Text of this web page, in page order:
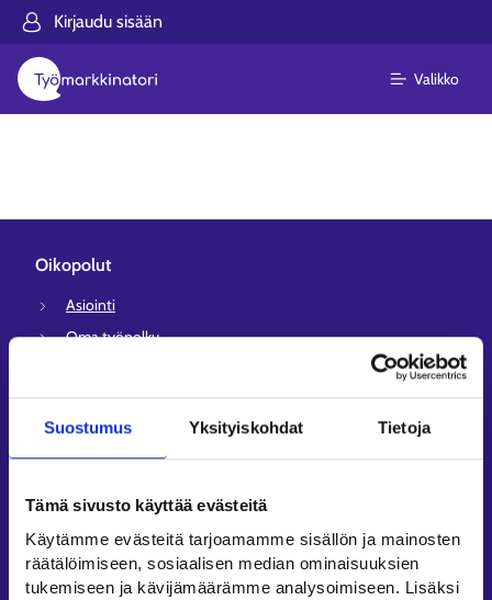
Suostumus Yksityiskohdat Tietoja
Tämä sivusto käyttää evästeitä
Käytämme evästeitä tarjoamamme sisällön ja mainosten
räätälöimiseen, sosiaalisen median ominaisuuksien
tukemiseen ja kävijämäärämme analysoimiseen. Lisäksi
Kirjaudu sisään
Valikko
Oikopolut
Asiointi
Oma työpolku
Avoimet työpaikat
Tietoa muilla kielillä
Työllisyysalueiden yhteystiedot
Sähköisen asioinnin tuki
Työttömyysturvaneuvonta